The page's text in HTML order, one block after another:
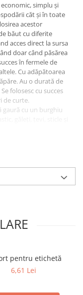
simplu şi
căt şi în toate
acestor
băut cu diferite
acces direct la sursa
doar când păsărea
în fermele de
Cu adăpătoarea
Au o durată de
folosesc cu succes
de curte.
cu un burghiu
suplimentare,
pentru etichetă
6,61 Lei